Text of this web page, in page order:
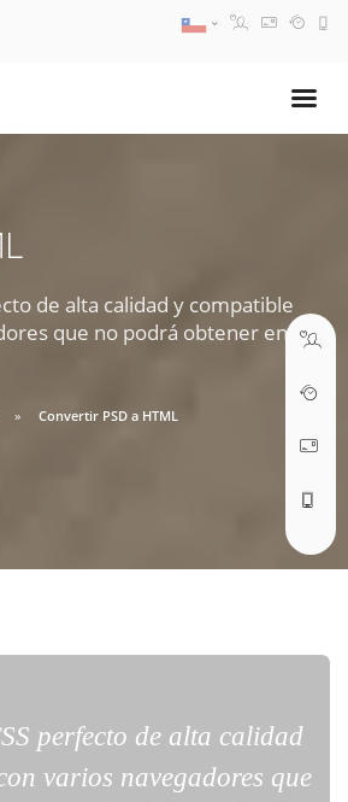
de alta calidad y compatible
que no podrá obtener en
Convertir PSD a HTML
perfecto de alta calidad
varios navegadores que
AM A 18:30 PM